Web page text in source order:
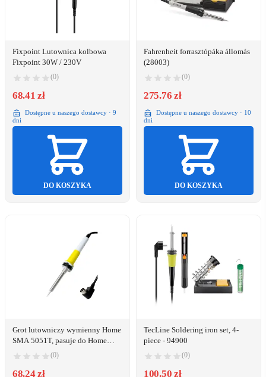
Fixpoint Lutownica kolbowa
Fixpoint 30W / 230V
(0)
68.41 zł
Dostępne u naszego dostawcy · 9
dni
DO KOSZYKA
Fahrenheit forrasztópáka állomás
(28003)
(0)
275.76 zł
Dostępne u naszego dostawcy · 10
dni
DO KOSZYKA
Grot lutowniczy wymienny Home
SMA 5051T, pasuje do Home
SMA 050 i 051
(0)
68.24 zł
TecLine Soldering iron set, 4-
piece - 94900
(0)
100.50 zł